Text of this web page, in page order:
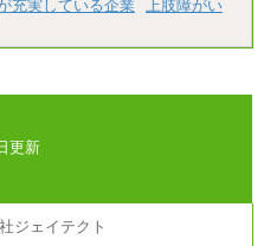
充実している企業
上肢障がい
更新